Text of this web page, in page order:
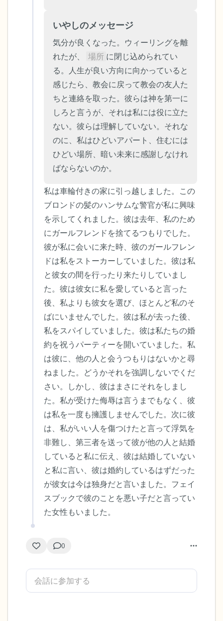
いやしのメッセージ
気分が良くなった。ウィーリングを離
れたが、
場所 に閉じ込められてい
る。人生が良い方向に向かっていると
感じたら、教会に戻って教会の友人た
ちと連絡を取った。彼らは神を第一に
しろと言うが、それは私には役に立た
ない。彼らは理解していない。それな
のに、私はひどいアパート、住むには
ひどい場所、暗い未来に感謝しなけれ
ばならないのか。
私は車輪付きの家に引っ越しました。この
ブロンドの髪のハンサムな警官が私に興味
を示してくれました。彼は去年、私のため
にガールフレンドを捨てるつもりでした。
彼が私に会いに来た時、彼のガールフレン
ドは私をストーカーしていました。彼は私
と彼女の間を行ったり来たりしていまし
た。彼は彼女に私を愛していると言った
後、私よりも彼女を選び、ほとんど私のそ
ばにいませんでした。彼は私が去った後、
私をスパイしていました。彼は私たちの婚
約を祝うパーティーを開いていました。私
は彼に、他の人と会うつもりはないかと尋
ねました。どうかそれを強調しないでくだ
さい。しかし、彼はまさにそれをしまし
た。私が受けた侮辱は言うまでもなく、彼
は私を一度も擁護しませんでした。次に彼
は、私がいい人を傷つけたと言って浮気を
非難し、第三者を送って彼が他の人と結婚
していると私に伝え、彼は結婚していない
と私に言い、彼は婚約しているはずだった
が彼女は今は独身だと言いました。フェイ
スブックで彼のことを悪い子だと言ってい
た女性もいました。
0
匂いを嗅ぐもの2つ
自分の好きなところ1つ。
最後に深呼吸をしましょう。